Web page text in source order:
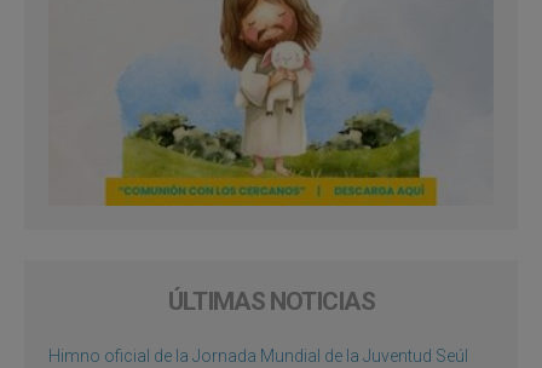
ÚLTIMAS NOTICIAS
Himno oficial de la Jornada Mundial de la Juventud Seúl